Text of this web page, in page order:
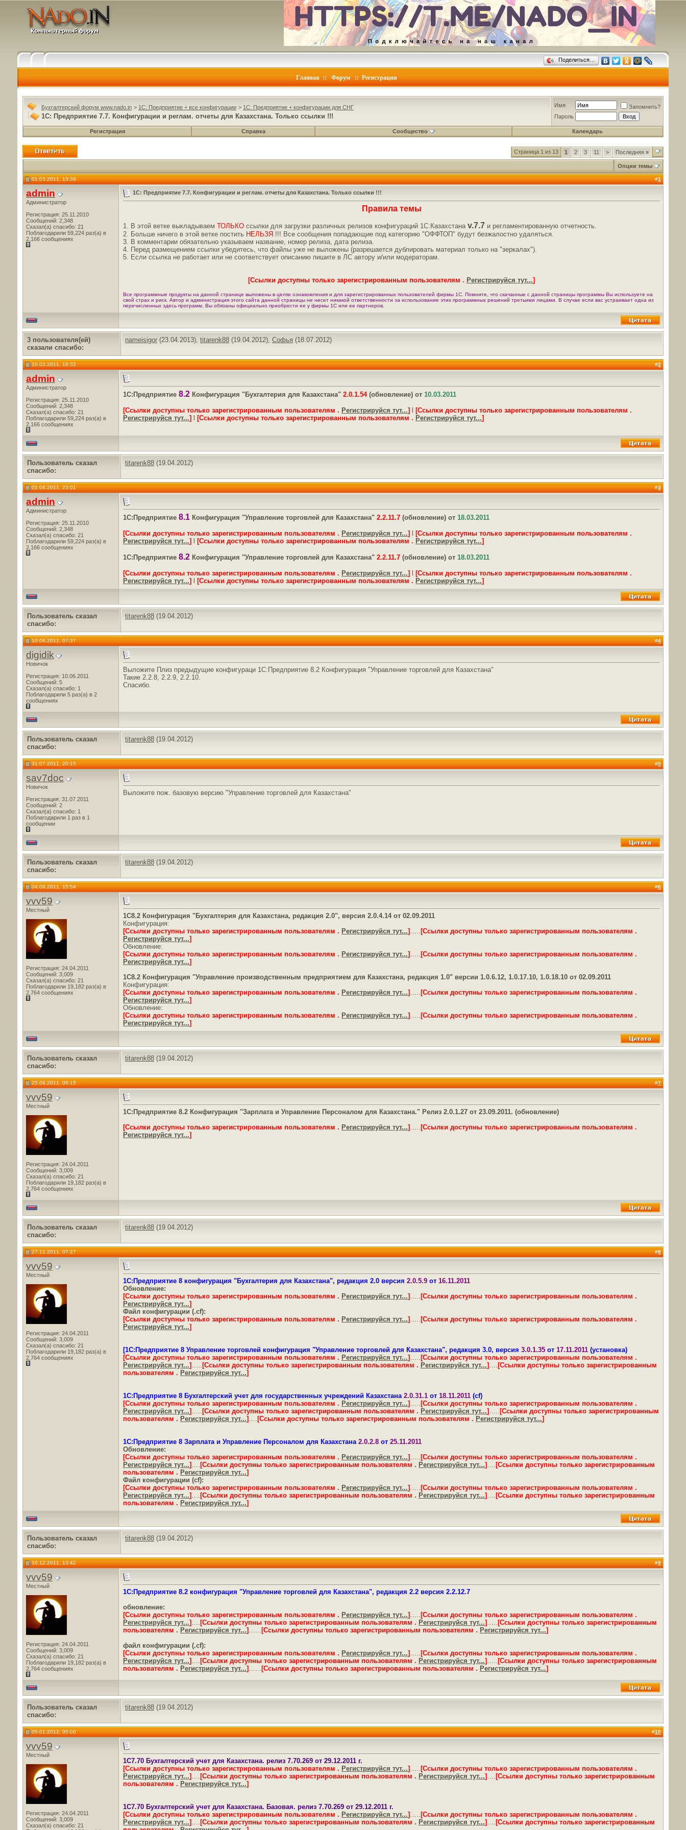
Поделиться…
Главная :: Форум:: Регистрация
Бухгалтерский форум www.nado.in > 1C: Предприятие + все конфигурации > 1C: Предприятие + конфигурации для СНГ
1С: Предприятие 7.7. Конфигурации и реглам. отчеты для Казахстана. Только ссылки !!!
Имя
Запомнить?
Пароль
Регистрация Справка Сообщество Календарь
Страница 1 из 13 1 2 3 11 > Последняя »
Опции темы
01.03.2011, 13:39 #1
admin
Администратор
Регистрация: 25.11.2010
Сообщений: 2,348
Сказал(а) спасибо: 21
Поблагодарили 59,224 раз(а) в
2,166 сообщениях
1С: Предприятие 7.7. Конфигурации и реглам. отчеты для Казахстана. Только ссылки !!!
Правила темы
1. В этой ветке выкладываем ТОЛЬКО ссылки для загрузки различных релизов конфигураций 1С:Казахстана v.7.7 и регламентированную отчетность.
2. Больше ничего в этой ветке постить НЕЛЬЗЯ !!! Все сообщения попадающие под категорию "ОФФТОП" будут безжалостно удаляться.
3. В комментарии обязательно указываем название, номер релиза, дата релиза.
4. Перед размещением ссылки убедитесь, что файлы уже не выложены (разрешается дублировать материал только на "зеркалах").
5. Если ссылка не работает или не соответствует описанию пишите в ЛС автору и/или модераторам.
[Ссылки доступны только зарегистрированным пользователям . Регистрируйся тут...]
Все программные продукты на данной странице выложены в целях ознакомления и для зарегистрированных пользователей фирмы 1С. Помните, что скачанные с данной страницы программы Вы используете на
свой страх и риск. Автор и администрация этого сайта данной страницы не несет никакой ответственности за использование этих программных решений третьими лицами. В случае если вас устраивает одна из
перечисленных здесь программ, Вы обязаны официально приобрести ее у фирмы 1С или ее партнеров.
3 пользователя(ей)
сказали cпасибо:
nameisigor (23.04.2013), titarenk88 (19.04.2012), Софья (18.07.2012)
10.03.2011, 18:32 #2
admin
Администратор
Регистрация: 25.11.2010
Сообщений: 2,348
Сказал(а) спасибо: 21
Поблагодарили 59,224 раз(а) в
2,166 сообщениях
1С:Предприятие 8.2 Конфигурация "Бухгалтерия для Казахстана" 2.0.1.54(обновление) от 10.03.2011
[Ссылки доступны только зарегистрированным пользователям . Регистрируйся тут...]
[Ссылки доступны только зарегистрированным пользователям .
Регистрируйся тут...] [Ссылки доступны только зарегистрированным пользователям . Регистрируйся тут...]
Пользователь сказал
cпасибо:
titarenk88 (19.04.2012)
01.04.2011, 23:01 #3
admin
Администратор
Регистрация: 25.11.2010
Сообщений: 2,348
Сказал(а) спасибо: 21
Поблагодарили 59,224 раз(а) в
2,166 сообщениях
1С:Предприятие 8.1 Конфигурация "Управление торговлей для Казахстана" 2.2.11.7 (обновление) от 18.03.2011
[Ссылки доступны только зарегистрированным пользователям . Регистрируйся тут...]
[Ссылки доступны только зарегистрированным пользователям .
Регистрируйся тут...] [Ссылки доступны только зарегистрированным пользователям . Регистрируйся тут...]
1С:Предприятие 8.2 Конфигурация "Управление торговлей для Казахстана" 2.2.11.7 (обновление) от 18.03.2011
[Ссылки доступны только зарегистрированным пользователям . Регистрируйся тут...]
[Ссылки доступны только зарегистрированным пользователям .
Регистрируйся тут...] [Ссылки доступны только зарегистрированным пользователям . Регистрируйся тут...]
Пользователь сказал
cпасибо:
titarenk88 (19.04.2012)
10.06.2011, 07:37 #4
digidik
Новичок
Регистрация: 10.06.2011
Сообщений: 5
Сказал(а) спасибо: 1
Поблагодарили 5 раз(а) в 2
сообщениях
Выложите Плиз предыдущие конфигураци 1С:Предприятие 8.2 Конфигурация "Управление торговлей для Казахстана"
Такие 2.2.8, 2.2.9, 2.2.10.
Спасибо.
Пользователь сказал
cпасибо:
titarenk88 (19.04.2012)
31.07.2011, 20:15 #5
sav7doc
Новичок
Регистрация: 31.07.2011
Сообщений: 2
Сказал(а) спасибо: 1
Поблагодарили 1 раз в 1
сообщении
Выложите пож. базовую версию "Управление торговлей для Казахстана"
Пользователь сказал
cпасибо:
titarenk88 (19.04.2012)
04.09.2011, 15:54 #6
vvv59
Местный
Регистрация: 24.04.2011
Сообщений: 3,009
Сказал(а) спасибо: 21
Поблагодарили 19,182 раз(а) в
2,764 сообщениях
1С8.2 Конфигурация "Бухгалтерия для Казахстана, редакция 2.0", версия 2.0.4.14 от 02.09.2011
Конфигурация:
[Ссылки доступны только зарегистрированным пользователям . Регистрируйся тут...] ….. [Ссылки доступны только зарегистрированным пользователям .
Регистрируйся тут...]
Обновление:
[Ссылки доступны только зарегистрированным пользователям . Регистрируйся тут...] ….. [Ссылки доступны только зарегистрированным пользователям .
Регистрируйся тут...]
1C8.2 Конфигурация "Управление производственным предприятием для Казахстана, редакция 1.0" версии 1.0.6.12, 1.0.17.10, 1.0.18.10 от 02.09.2011
Конфигурация:
[Ссылки доступны только зарегистрированным пользователям . Регистрируйся тут...] ….. [Ссылки доступны только зарегистрированным пользователям .
Регистрируйся тут...]
Обновление:
[Ссылки доступны только зарегистрированным пользователям . Регистрируйся тут...] ….. [Ссылки доступны только зарегистрированным пользователям .
Регистрируйся тут...]
Пользователь сказал
cпасибо:
titarenk88 (19.04.2012)
25.09.2011, 06:15 #7
vvv59
Местный
Регистрация: 24.04.2011
Сообщений: 3,009
Сказал(а) спасибо: 21
Поблагодарили 19,182 раз(а) в
2,764 сообщениях
1С:Предприятие 8.2 Конфигурация "Зарплата и Управление Персоналом для Казахстана." Релиз 2.0.1.27 от 23.09.2011. (обновление)
[Ссылки доступны только зарегистрированным пользователям . Регистрируйся тут...] ….. [Ссылки доступны только зарегистрированным пользователям .
Регистрируйся тут...]
Пользователь сказал
cпасибо:
titarenk88 (19.04.2012)
27.11.2011, 07:27 #8
vvv59
Местный
Регистрация: 24.04.2011
Сообщений: 3,009
Сказал(а) спасибо: 21
Поблагодарили 19,182 раз(а) в
2,764 сообщениях
1С:Предприятие 8 конфигурация "Бухгалтерия для Казахстана", редакция 2.0 версия 2.0.5.9 от 16.11.2011
Обновление:
[Ссылки доступны только зарегистрированным пользователям . Регистрируйся тут...] ….. [Ссылки доступны только зарегистрированным пользователям .
Регистрируйся тут...]
Файл конфигурации (.cf):
[Ссылки доступны только зарегистрированным пользователям . Регистрируйся тут...] ….. [Ссылки доступны только зарегистрированным пользователям .
Регистрируйся тут...]
[1С:Предприятие 8 Управление торговлей конфигурация "Управление торговлей для Казахстана", редакция 3.0, версия 3.0.1.35 от 17.11.2011 (установка)
[Ссылки доступны только зарегистрированным пользователям . Регистрируйся тут...] ….. [Ссылки доступны только зарегистрированным пользователям .
Регистрируйся тут...] ….. [Ссылки доступны только зарегистрированным пользователям . Регистрируйся тут...] …. [Ссылки доступны только зарегистрированным
пользователям . Регистрируйся тут...]
1С:Предприятие 8 Бухгалтерский учет для государственных учреждений Казахстана 2.0.31.1 от 18.11.2011 (cf)
[Ссылки доступны только зарегистрированным пользователям . Регистрируйся тут...] ….. [Ссылки доступны только зарегистрированным пользователям .
Регистрируйся тут...] ….. [Ссылки доступны только зарегистрированным пользователям . Регистрируйся тут...] ….. [Ссылки доступны только зарегистрированным
пользователям . Регистрируйся тут...] …. [Ссылки доступны только зарегистрированным пользователям . Регистрируйся тут...]
1С:Предприятие 8 Зарплата и Управление Персоналом для Казахстана 2.0.2.8 от 25.11.2011
Обновление:
[Ссылки доступны только зарегистрированным пользователям . Регистрируйся тут...] ….. [Ссылки доступны только зарегистрированным пользователям .
Регистрируйся тут...] …. [Ссылки доступны только зарегистрированным пользователям . Регистрируйся тут...] …. [Ссылки доступны только зарегистрированным
пользователям . Регистрируйся тут...]
Файл конфигурации (cf):
[Ссылки доступны только зарегистрированным пользователям . Регистрируйся тут...] ….. [Ссылки доступны только зарегистрированным пользователям .
Регистрируйся тут...] …. [Ссылки доступны только зарегистрированным пользователям . Регистрируйся тут...] …. [Ссылки доступны только зарегистрированным
пользователям . Регистрируйся тут...]
Пользователь сказал
cпасибо:
titarenk88 (19.04.2012)
10.12.2011, 13:42 #9
vvv59
Местный
Регистрация: 24.04.2011
Сообщений: 3,009
Сказал(а) спасибо: 21
Поблагодарили 19,182 раз(а) в
2,764 сообщениях
1С:Предприятие 8.2 конфигурация "Управление торговлей для Казахстана", редакция 2.2 версия 2.2.12.7
обновление:
[Ссылки доступны только зарегистрированным пользователям . Регистрируйся тут...] ….. [Ссылки доступны только зарегистрированным пользователям .
Регистрируйся тут...] …. [Ссылки доступны только зарегистрированным пользователям . Регистрируйся тут...] ….. [Ссылки доступны только зарегистрированным
пользователям . Регистрируйся тут...] …... [Ссылки доступны только зарегистрированным пользователям . Регистрируйся тут...]
файл конфигурации (.cf):
[Ссылки доступны только зарегистрированным пользователям . Регистрируйся тут...] ….. [Ссылки доступны только зарегистрированным пользователям .
Регистрируйся тут...] …. [Ссылки доступны только зарегистрированным пользователям . Регистрируйся тут...] ….. [Ссылки доступны только зарегистрированным
пользователям . Регистрируйся тут...] …... [Ссылки доступны только зарегистрированным пользователям . Регистрируйся тут...]
Пользователь сказал
cпасибо:
titarenk88 (19.04.2012)
05.01.2012, 05:00 #10
vvv59
Местный
Регистрация: 24.04.2011
Сообщений: 3,009
Сказал(а) спасибо: 21
1C7.70 Бухгалтерский учет для Казахстана. релиз 7.70.269 от 29.12.2011 г.
[Ссылки доступны только зарегистрированным пользователям . Регистрируйся тут...] ….. [Ссылки доступны только зарегистрированным пользователям .
Регистрируйся тут...] …. [Ссылки доступны только зарегистрированным пользователям . Регистрируйся тут...] …. [Ссылки доступны только зарегистрированным
пользователям . Регистрируйся тут...]
1C7.70 Бухгалтерский учет для Казахстана. Базовая. релиз 7.70.269 от 29.12.2011 г.
[Ссылки доступны только зарегистрированным пользователям . Регистрируйся тут...] ….. [Ссылки доступны только зарегистрированным пользователям .
Регистрируйся тут...] …. [Ссылки доступны только зарегистрированным пользователям . Регистрируйся тут...] …. [Ссылки доступны только зарегистрированным